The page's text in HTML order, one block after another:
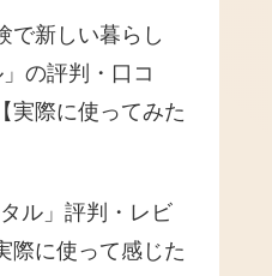
で新しい暮らし
の評判・口コ
実際に使ってみた
ル」評判・レビ
際に使って感じた